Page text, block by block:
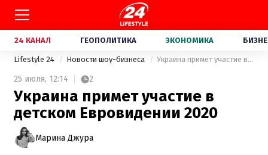
24 КАНАЛ ГЕОПОЛИТИКА ЭКОНОМИКА
Lifestyle 24 Новости шоу-бизнеса Украина примет участие в детском Евровидении 2020
25 июля, 12:14 2
Украина примет участие в
детском Евровидении 2020
Марина Джура